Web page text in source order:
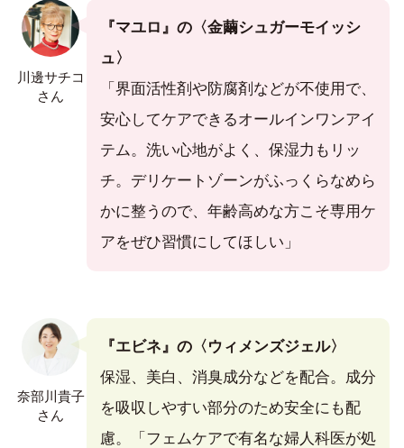
川邊サチコ
さん
『マユロ』の〈金繭シュガーモイッシ
ュ〉
「界面活性剤や防腐剤などが不使用で、
安心してケアできるオールインワンアイ
テム。洗い心地がよく、保湿力もリッ
チ。デリケートゾーンがふっくらなめら
かに整うので、年齢高めな方こそ専用ケ
アをぜひ習慣にしてほしい」
奈部川貴子
さん
『エビネ』の〈ウィメンズジェル〉
保湿、美白、消臭成分などを配合。成分
を吸収しやすい部分のため安全にも配
慮。「フェムケアで有名な婦人科医が処